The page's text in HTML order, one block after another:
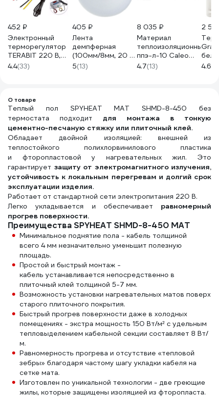
452 ₽
Электронный
терморегулятор
TERABIT 220 В,
1500 Вт XH-
W3001
4.4(33)
405 ₽
Лента
демпферная
(100мм/8мм, 20 м)
РОСТерм DTAPE-
20
5(13)
8 035 ₽
Материал
теплоизоляционный
ппэ-л-10 Caleo
УП-00000027
4.7(13)
2
4.6
О товаре
Теплый пол SPYHEAT МАТ SHMD-8-450 без
термостата подходит для монтажа в
тонкую
цементно-песчаную стяжку или плиточный клей.
Обладает двойной изоляцией: внешней из
теплостойкого полихлорвинилового пластика
и фторопластовой у нагревательных жил. Это
гарантирует защиту от электромагнитного излучения,
устойчивость к локальным перегревам и долгий срок
эксплуатации изделия.
Работает от стандартной сети электропитания 220 В.
Легко укладывается и обеспечивает равномерный
прогрев поверхности.
Преимущества SPYHEAT SHMD-8-450 МАТ
Минимальное поднятие пола - кабель толщиной
всего 4 мм незначительно уменьшит полезную
площадь.
Простой и быстрый монтаж -
кабель устанавливается непосредственно в
плиточный клей толщиной 5-7 мм.
Возможность установки нагревательных матов поверх
старого плиточного покрытия.
Быстрый прогрев поверхности даже в холодных
помещениях - экстра мощность 150 Вт/м² с удельным
тепловыделением кабельной секции составляет 8 Вт/
м.
Равномерность прогрева и отсутствие «тепловой
зебры» благодаря частому шагу укладки кабеля на
сетке мата.
Изготовлен по уникальной технологии - две греющие
жилы, которые защищены изоляцией из фторопласта.